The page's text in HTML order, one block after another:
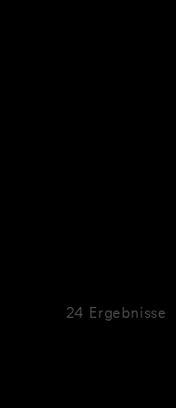
24 Ergebnisse